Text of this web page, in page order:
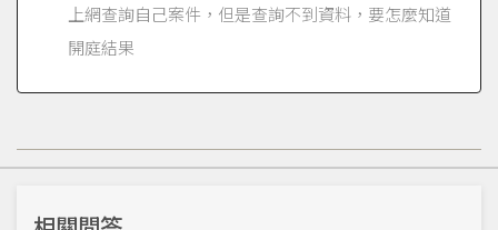
上網查詢自己案件，但是查詢不到資料，要怎麼知道
開庭結果